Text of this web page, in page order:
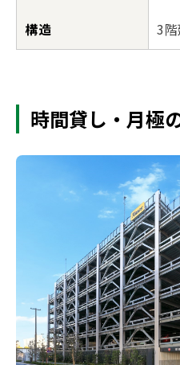
構造 3階
時間貸し・月極